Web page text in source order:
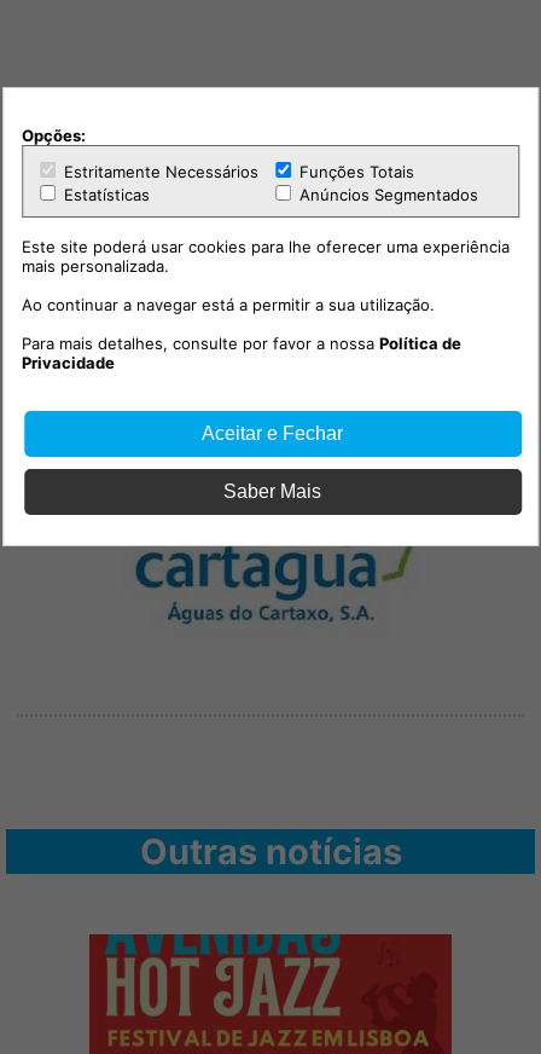
PUB
Outras notícias
Opções:
Estritamente Necessários
Funções Totais
Estatísticas
Anúncios Segmentados
Este site poderá usar cookies para lhe oferecer uma experiência
mais personalizada.
Ao continuar a navegar está a permitir a sua utilização.
Para mais detalhes, consulte por favor a nossaPolítica de
Privacidade
Aceitar e Fechar
Saber Mais